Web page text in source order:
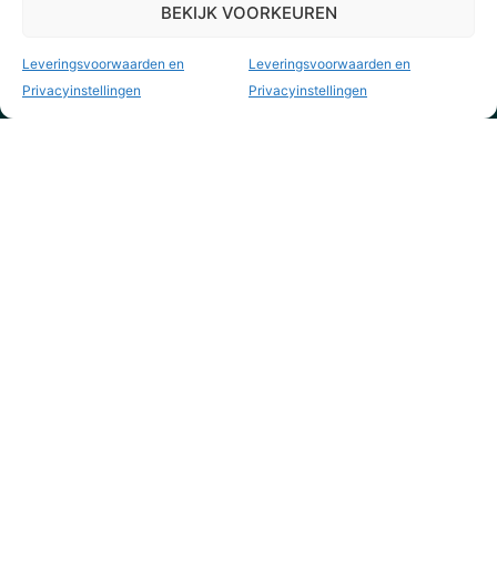
BEKIJK VOORKEUREN
Leveringsvoorwaarden en
Privacyinstellingen
Leveringsvoorwaarden en
Privacyinstellingen